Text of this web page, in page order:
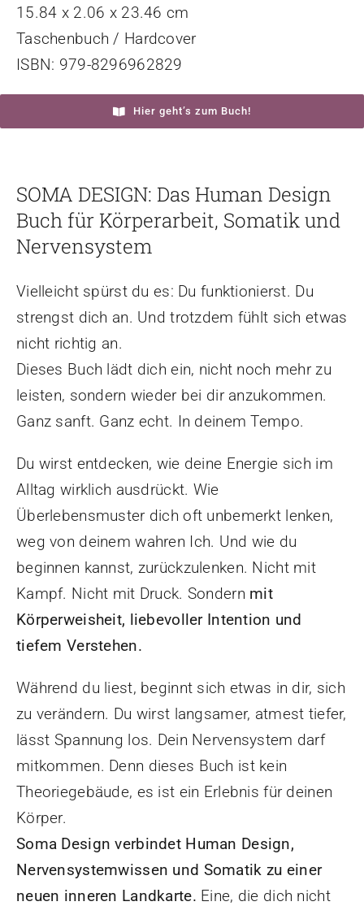
15.84 x 2.06 x 23.46 cm
Taschenbuch / Hardcover
ISBN: 979-8296962829
Hier geht’s zum Buch!
SOMA DESIGN: Das Human Design
Buch für Körperarbeit, Somatik und
Nervensystem
Vielleicht spürst du es: Du funktionierst. Du
strengst dich an. Und trotzdem fühlt sich etwas
nicht richtig an.
Dieses Buch lädt dich ein, nicht noch mehr zu
leisten, sondern wieder bei dir anzukommen.
Ganz sanft. Ganz echt. In deinem Tempo.
Du wirst entdecken, wie deine Energie sich im
Alltag wirklich ausdrückt. Wie
Überlebensmuster dich oft unbemerkt lenken,
weg von deinem wahren Ich. Und wie du
beginnen kannst, zurückzulenken. Nicht mit
Kampf. Nicht mit Druck. Sondern mit
Körperweisheit, liebevoller Intention und
tiefem Verstehen.
Während du liest, beginnt sich etwas in dir, sich
zu verändern. Du wirst langsamer, atmest tiefer,
lässt Spannung los. Dein Nervensystem darf
mitkommen. Denn dieses Buch ist kein
Theoriegebäude, es ist ein Erlebnis für deinen
Körper.
Soma Design verbindet Human Design,
Nervensystemwissen und Somatik zu einer
neuen inneren Landkarte. Eine, die dich nicht